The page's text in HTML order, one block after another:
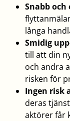
Snabb och
långa
Smidig
till att din
och andra
risken för
Ingen risk
deras
aktörer får